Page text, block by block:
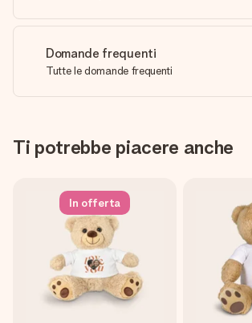
Domande frequenti
Tutte le domande frequenti
Ti potrebbe piacere anche
In offerta